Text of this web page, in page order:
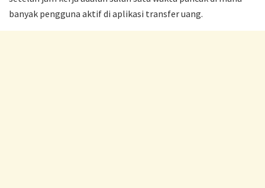
banyak pengguna aktif di aplikasi transfer uang.